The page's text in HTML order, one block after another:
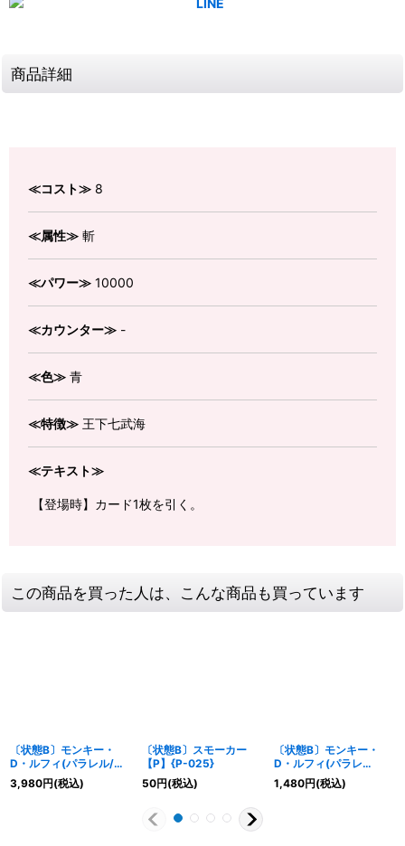
商品詳細
≪コスト≫ 8
≪属性≫ 斬
≪パワー≫ 10000
≪カウンター≫ -
≪色≫ 青
≪特徴≫ 王下七武海
≪テキスト≫
【登場時】カード1枚を引く。
この商品を買った人は、こんな商品も買っています
〔状態B〕モンキー・
D・ルフィ(パラレル/白
黒版)【SR/P】{ST13-
015}
3,980円(税込)
〔状態B〕スモーカー
【P】{P-025}
50円(税込)
〔状態B〕モンキー・
D・ルフィ(パラレ
ル/illust:tatsuya)
【SEC/P】{OP11-118}
1,480円(税込)